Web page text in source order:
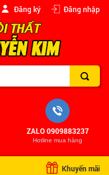
Đăng ký Đăng nhập
ZALO 0909883237
Hotline mua hàng
Khuyến mãi